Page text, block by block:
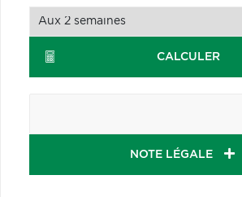
CALCULER
NOTE LÉGALE